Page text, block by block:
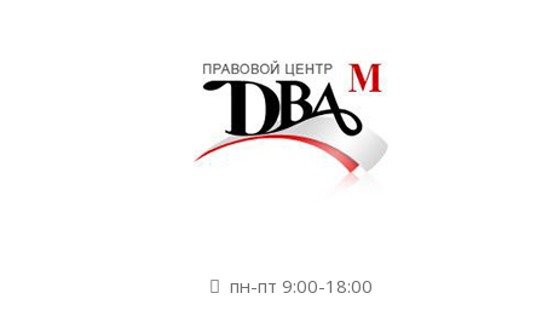
пн-пт 9:00-18:00